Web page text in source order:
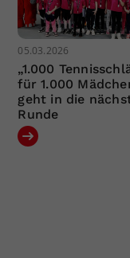
05.03.2026
„1.000
für 1.000
geht in die
Runde